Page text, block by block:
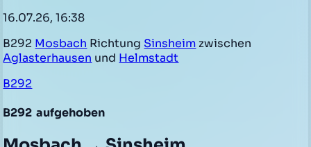
16.07.26, 16:38
B292 Mosbach Richtung Sinsheim zwischen
Aglasterhausen und Helmstadt
B292
B292 aufgehoben